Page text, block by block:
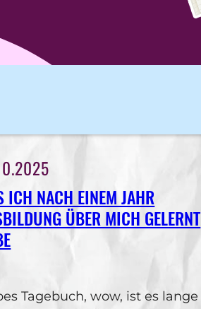
ICH NACH EINEM JAHR
ÜBER MICH GELERNT
Tagebuch, wow, ist es lange